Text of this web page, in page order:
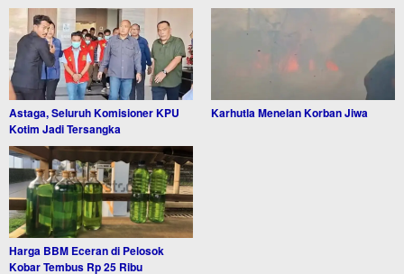
Astaga, Seluruh Komisioner KPU
Kotim Jadi Tersangka
Karhutla Menelan Korban Jiwa
Harga BBM Eceran di Pelosok
Kobar Tembus Rp 25 Ribu